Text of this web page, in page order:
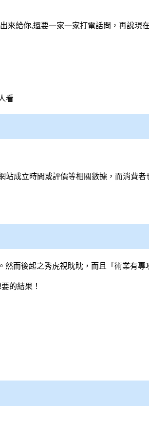
來給你,還要一家一家打電話問，再說現
看
成立時間或評價等相關數據，而消費
然而後起之秀虎視眈眈，而且「術業有專
的結果！